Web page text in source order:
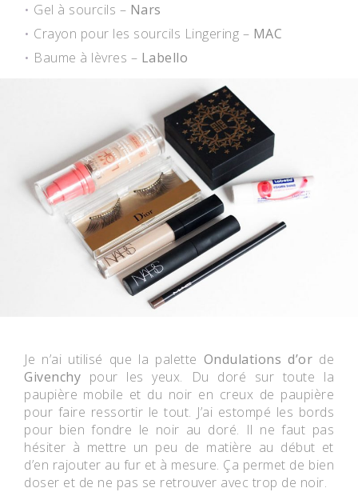
Gel à sourcils – Nars
Crayon pour les sourcils Lingering – MAC
Baume à lèvres – Labello
Je n’ai utilisé que la palette Ondulations d’or de
Givenchy pour les yeux. Du doré sur toute la
paupière mobile et du noir en creux de paupière
pour faire ressortir le tout. J’ai estompé les bords
pour bien fondre le noir au doré. Il ne faut pas
hésiter à mettre un peu de matière au début et
d’en rajouter au fur et à mesure. Ça permet de bien
doser et de ne pas se retrouver avec trop de noir.